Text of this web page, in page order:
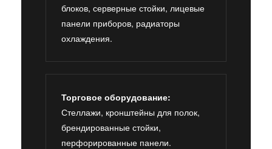
блоков, серверные стойки, лицевые
панели приборов, радиаторы
охлаждения.
Торговое оборудование:
Стеллажи, кронштейны для полок,
брендированные стойки,
перфорированные панели.